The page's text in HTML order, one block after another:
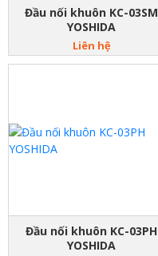
Đầu nối khuôn KC-03SM
YOSHIDA
Liên hệ
Đầu nối khuôn KC-03PH
YOSHIDA